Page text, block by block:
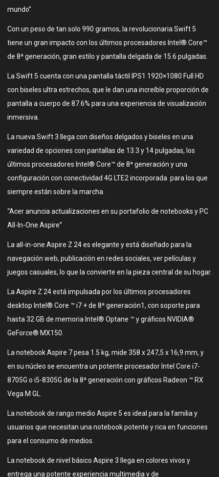
mundo”
Con un peso de tan solo 990 gramos, la revolucionaria Swift 5
tiene un gran impacto con los últimos procesadores Intel® Core™
de 8ª generación, gran estilo y pantalla delgada de 15.6 pulgadas.
La Swift 5 cuenta con una pantalla táctil IPS1 1920×1080 Full HD
con biseles ultra estrechos, que le dan una increíble proporción de
pantalla a cuerpo de 87.6% para una experiencia de visualización
inmersiva.
La nueva Swift 3 llega con diseños delgados y biseles en una
variedad de opciones con pantallas de 13.3 y 14 pulgadas, los
últimos procesadores Intel® Core™ de 8ª generación y una
configuración con conectividad 4G LTE2 incorporada para los que
siempre están sobre la marcha.
“Acer anuncia actualizaciones en su portafolio de notebooks y PC
All-In-One Aspire”
La all-in-one Aspire Z 24 es elegante y está diseñado para la
navegación web, publicación en redes sociales, ver películas y
juegos casuales, lo que la convierte en la pieza central de su hogar.
La Aspire Z 24 está impulsada por los últimos procesadores
desktop Intel® Core ™ i7 + de 8ª generación1, con soporte para
hasta 32 GB de memoria Intel® Optane ™ y gráficos NVIDIA®
GeForce® MX150.
La notebook Aspire 7 pesa 1.5 kg, mide 358 x 247,5 x 16,9 mm, y
en su núcleo se encuentra un potente procesador Intel Core i7-
8705G o i5-8305G de la 8ª generación con gráficos Radeon ™ RX
Vega M GL.
La notebook de rango medio Aspire 5 es ideal para la familia y
usuarios que necesitan una notebook potente y rica en funciones
para el consumo de medios.
La notebook de nivel básico Aspire 3 llega en colores vivos y
entrega una potente experiencia multimedia y de